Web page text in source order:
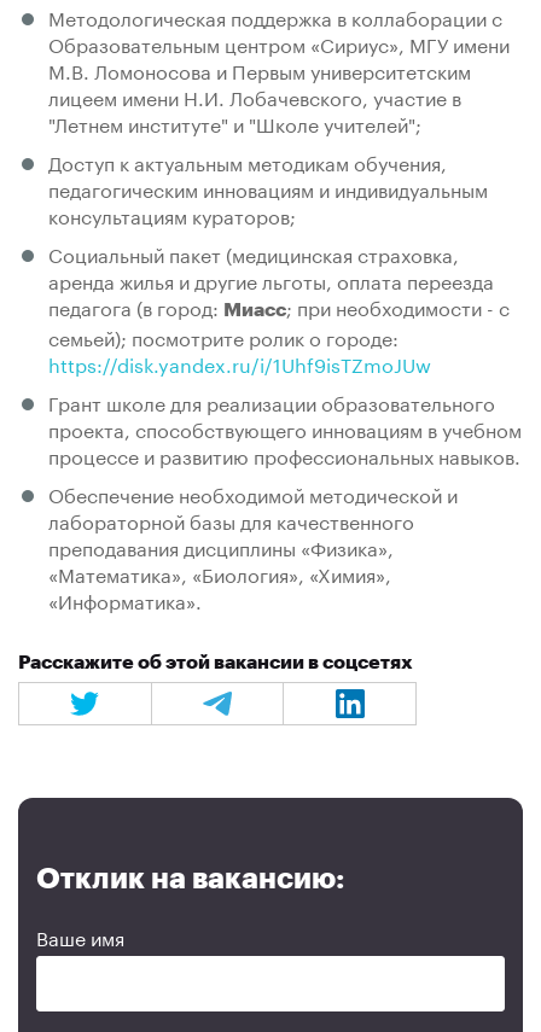
Методологическая поддержка в коллаборации с
Образовательным центром «Сириус», МГУ имени
М.В. Ломоносова и Первым университетским
лицеем имени Н.И. Лобачевского, участие в
"Летнем институте" и "Школе учителей";
Доступ к актуальным методикам обучения,
педагогическим инновациям и индивидуальным
консультациям кураторов;
Социальный пакет (медицинская страховка,
аренда жилья и другие льготы, оплата переезда
педагога (в город: Миасс; при необходимости - с
семьей); посмотрите ролик о городе:
https://disk.yandex.ru/i/1Uhf9isTZmoJUw
Грант школе для реализации образовательного
проекта, способствующего инновациям в учебном
процессе и развитию профессиональных навыков.
Обеспечение необходимой методической и
лабораторной базы для качественного
преподавания дисциплины «Физика»,
«Математика», «Биология», «Химия»,
«Информатика».
Расскажите об этой вакансии в соцсетях
Отклик на вакансию:
Ваше имя